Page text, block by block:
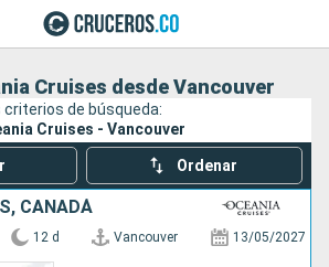
Cruises desde Vancouver
criterios de búsqueda:
Cruises - Vancouver
Ordenar
CANADÁ
12 d Vancouver 13/05/2027